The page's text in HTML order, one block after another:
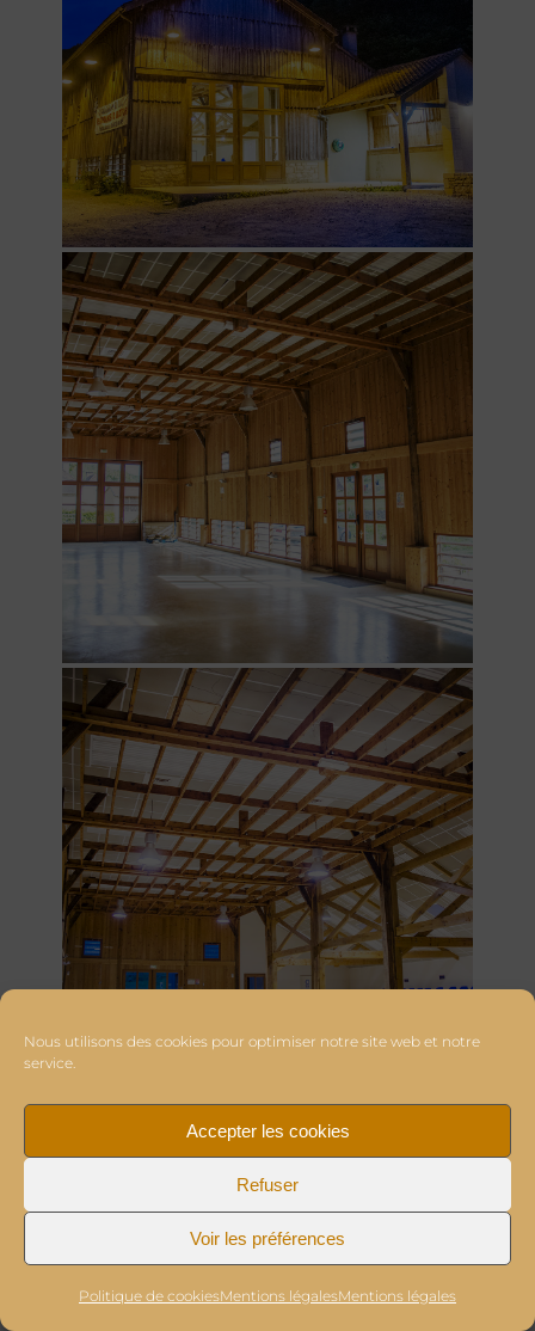
Nous utilisons des cookies pour optimiser notre site web et notre
service.
Accepter les cookies
Refuser
Voir les préférences
Politique de cookiesMentions légalesMentions légales